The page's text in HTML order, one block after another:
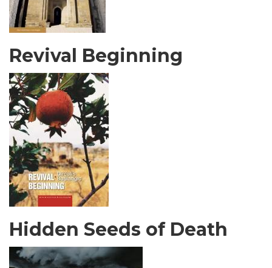
Revival Beginning
Hidden Seeds of Death